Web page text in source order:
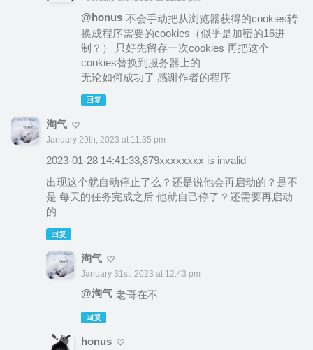
@honus 不会手动把从浏览器获得的cookies转
换成程序需要的cookies（似乎是加密的16进
制？） 只好先留存一次cookies 再把这个
cookies替换到服务器上的
无论如何成功了 感谢作者的程序
回复
淘气
January 29th, 2023 at 11:35 pm
2023-01-28 14:41:33,879xxxxxxxx is invalid
出现这个就自动停止了么？还是说他会再启动的？是不
是 每天的任务完成之后 他就自己停了？还需要再启动
的
回复
淘气
January 31st, 2023 at 12:43 pm
@淘气 老哥在不
回复
honus